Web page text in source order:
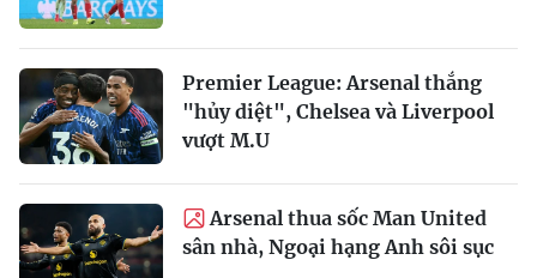
Premier League: Arsenal thắng
"hủy diệt", Chelsea và Liverpool
vượt M.U
Arsenal thua sốc Man United
sân nhà, Ngoại hạng Anh sôi sục